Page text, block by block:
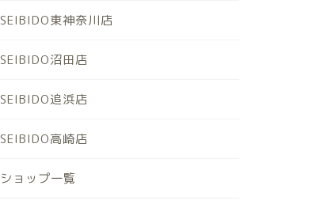
SEIBIDO東神奈川店
SEIBIDO沼田店
SEIBIDO追浜店
SEIBIDO高崎店
ショップ一覧